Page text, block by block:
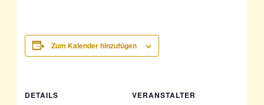
Zum Kalender hinzufügen
DETAILS
VERANSTALTER